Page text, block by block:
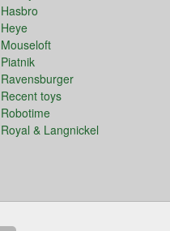
Hasbro
Heye
Mouseloft
Piatnik
Ravensburger
Recent toys
Robotime
Royal & Langnickel